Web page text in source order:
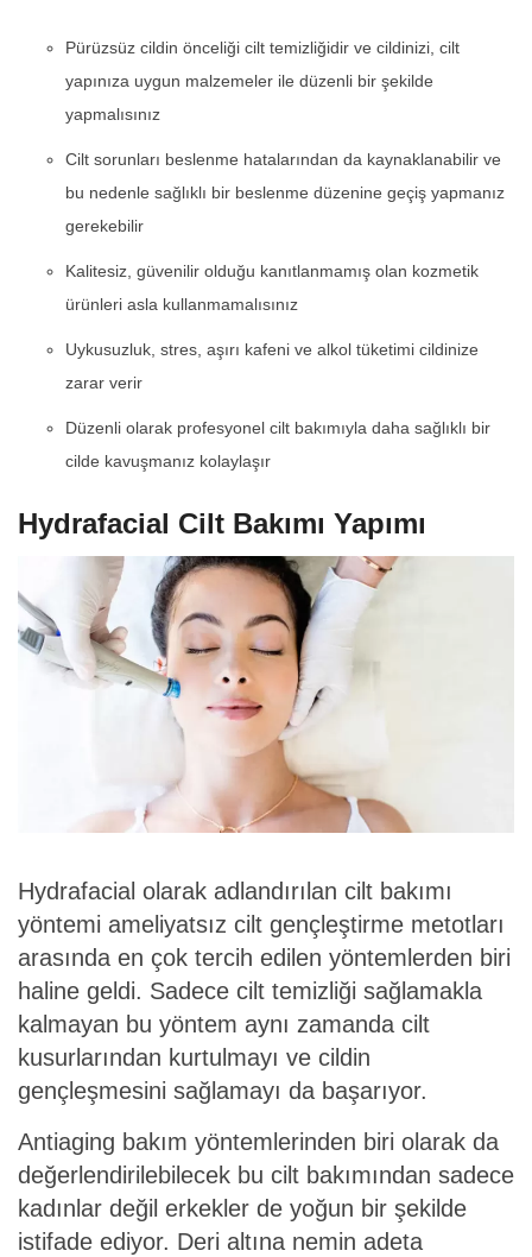
Pürüzsüz cildin önceliği cilt temizliğidir ve cildinizi, cilt
yapınıza uygun malzemeler ile düzenli bir şekilde
yapmalısınız
Cilt sorunları beslenme hatalarından da kaynaklanabilir ve
bu nedenle sağlıklı bir beslenme düzenine geçiş yapmanız
gerekebilir
Kalitesiz, güvenilir olduğu kanıtlanmamış olan kozmetik
ürünleri asla kullanmamalısınız
Uykusuzluk, stres, aşırı kafeni ve alkol tüketimi cildinize
zarar verir
Düzenli olarak profesyonel cilt bakımıyla daha sağlıklı bir
cilde kavuşmanız kolaylaşır
Hydrafacial Cilt Bakımı Yapımı
Hydrafacial olarak adlandırılan cilt bakımı
yöntemi ameliyatsız cilt gençleştirme metotları
arasında en çok tercih edilen yöntemlerden biri
haline geldi. Sadece cilt temizliği sağlamakla
kalmayan bu yöntem aynı zamanda cilt
kusurlarından kurtulmayı ve cildin
gençleşmesini sağlamayı da başarıyor.
Antiaging bakım yöntemlerinden biri olarak da
değerlendirilebilecek bu cilt bakımından sadece
kadınlar değil erkekler de yoğun bir şekilde
istifade ediyor. Deri altına nemin adeta